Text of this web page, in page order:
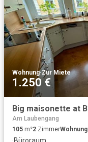
Wohnung·Zur Miete
1.250 €
Am Laubengang
105 m²2 ZimmerWohnung